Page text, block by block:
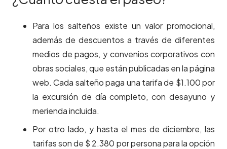
Para los salteños existe un valor promocional,
además de descuentos a través de diferentes
medios de pagos, y convenios corporativos con
obras sociales, que están publicadas en la página
web. Cada salteño paga una tarifa de $1.100 por
la excursión de día completo, con desayuno y
merienda incluida.
Por otro lado, y hasta el mes de diciembre, las
tarifas son de $ 2.380 por persona para la opción